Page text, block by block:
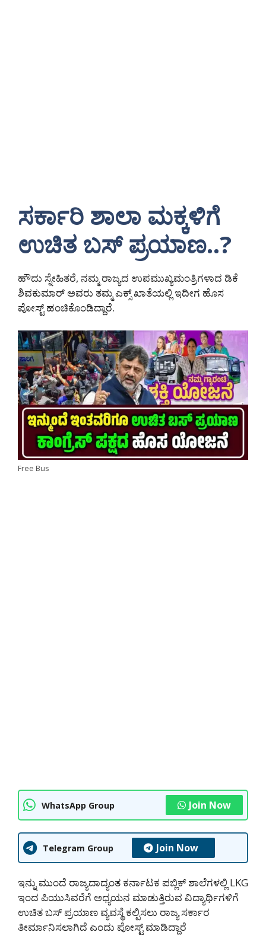
ಸರ್ಕಾರಿ ಶಾಲಾ ಮಕ್ಕಳಿಗೆ
ಉಚಿತ ಬಸ್ ಪ್ರಯಾಣ..?
ಹೌದು ಸ್ನೇಹಿತರೆ, ನಮ್ಮ ರಾಜ್ಯದ ಉಪಮುಖ್ಯಮಂತ್ರಿಗಳಾದ ಡಿಕೆ
ಶಿವಕುಮಾರ್ ಅವರು ತಮ್ಮ ಎಕ್ಸ್ ಖಾತೆಯಲ್ಲಿ ಇದೀಗ ಹೊಸ
ಪೋಸ್ಟ್ ಹಂಚಿಕೊಂಡಿದ್ದಾರೆ.
Free Bus
WhatsApp Group Join Now
Telegram Group Join Now
ಇನ್ನು ಮುಂದೆ ರಾಜ್ಯದಾದ್ಯಂತ ಕರ್ನಾಟಕ ಪಬ್ಲಿಕ್ ಶಾಲೆಗಳಲ್ಲಿ LKG
ಇಂದ ಪಿಯುಸಿವರೆಗೆ ಅಧ್ಯಯನ ಮಾಡುತ್ತಿರುವ ವಿದ್ಯಾರ್ಥಿಗಳಿಗೆ
ಉಚಿತ ಬಸ್ ಪ್ರಯಾಣ ವ್ಯವಸ್ಥೆ ಕಲ್ಪಿಸಲು ರಾಜ್ಯ ಸರ್ಕಾರ
ತೀರ್ಮಾನಿಸಲಾಗಿದೆ ಎಂದು ಪೋಸ್ಟ್ ಮಾಡಿದ್ದಾರೆ